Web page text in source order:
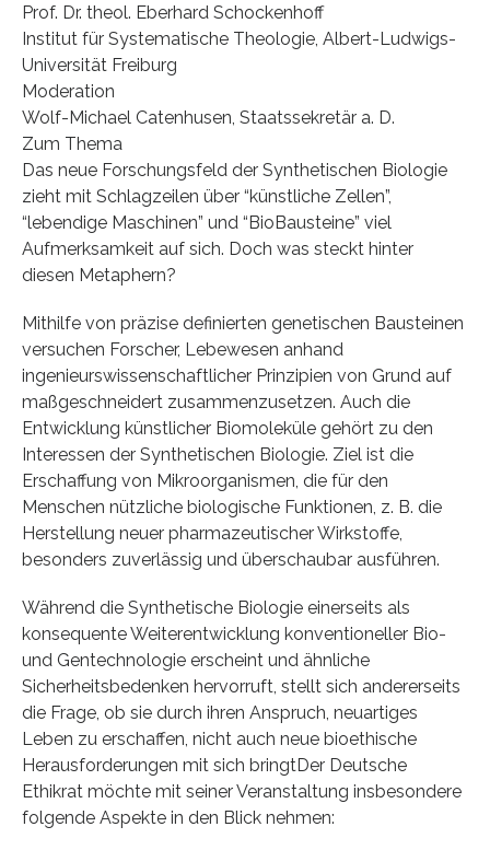
Prof. Dr. theol. Eberhard Schockenhoff
Institut für Systematische Theologie, Albert-Ludwigs-
Universität Freiburg
Moderation
Wolf-Michael Catenhusen, Staatssekretär a. D.
Zum Thema
Das neue Forschungsfeld der Synthetischen Biologie
zieht mit Schlagzeilen über “künstliche Zellen”,
“lebendige Maschinen” und “BioBausteine” viel
Aufmerksamkeit auf sich. Doch was steckt hinter
diesen Metaphern?
Mithilfe von präzise definierten genetischen Bausteinen
versuchen Forscher, Lebewesen anhand
ingenieurswissenschaftlicher Prinzipien von Grund auf
maßgeschneidert zusammenzusetzen. Auch die
Entwicklung künstlicher Biomoleküle gehört zu den
Interessen der Synthetischen Biologie. Ziel ist die
Erschaffung von Mikroorganismen, die für den
Menschen nützliche biologische Funktionen, z. B. die
Herstellung neuer pharmazeutischer Wirkstoffe,
besonders zuverlässig und überschaubar ausführen.
Während die Synthetische Biologie einerseits als
konsequente Weiterentwicklung konventioneller Bio-
und Gentechnologie erscheint und ähnliche
Sicherheitsbedenken hervorruft, stellt sich andererseits
die Frage, ob sie durch ihren Anspruch, neuartiges
Leben zu erschaffen, nicht auch neue bioethische
Herausforderungen mit sich bringtDer Deutsche
Ethikrat möchte mit seiner Veranstaltung insbesondere
folgende Aspekte in den Blick nehmen: